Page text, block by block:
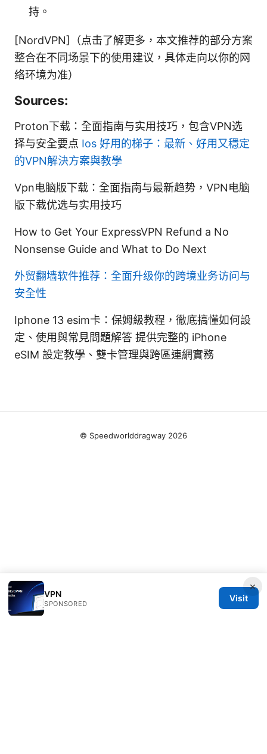
持。
[NordVPN]（点击了解更多，本文推荐的部分方案
整合在不同场景下的使用建议，具体走向以你的网
络环境为准）
Sources:
Proton下载：全面指南与实用技巧，包含VPN选
择与安全要点 Ios 好用的梯子：最新、好用又穩定
的VPN解決方案與教學
Vpn电脑版下载：全面指南与最新趋势，VPN电脑
版下载优选与实用技巧
How to Get Your ExpressVPN Refund a No
Nonsense Guide and What to Do Next
外贸翻墙软件推荐：全面升级你的跨境业务访问与
安全性
Iphone 13 esim卡：保姆級教程，徹底搞懂如何設
定、使用與常見問題解答 提供完整的 iPhone
eSIM 設定教學、雙卡管理與跨區連網實務
×
VPN
SPONSORED
Visit
© Speedworlddragway 2026